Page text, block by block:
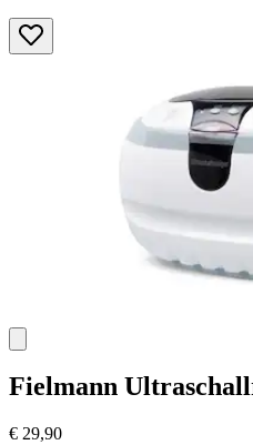
Fielmann
€ 29,90